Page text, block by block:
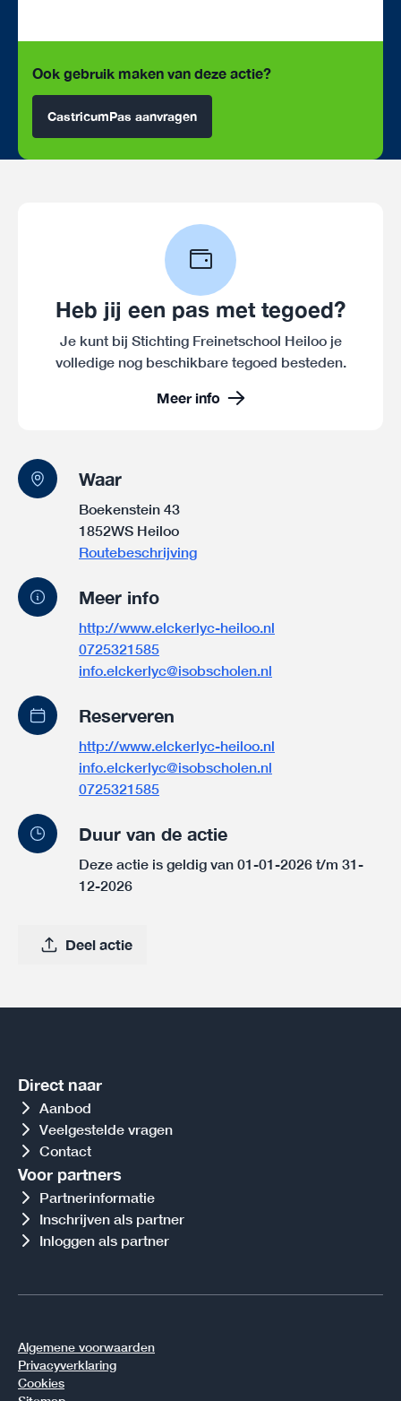
Ook gebruik maken van deze actie?
CastricumPas aanvragen
Heb jij een pas met tegoed?
Je kunt bij Stichting Freinetschool Heiloo je
volledige nog beschikbare tegoed besteden.
Meer info
Waar
Boekenstein 43
1852WS Heiloo
Routebeschrijving
Meer info
http://www.elckerlyc-heiloo.nl
0725321585
info.elckerlyc@isobscholen.nl
Reserveren
http://www.elckerlyc-heiloo.nl
info.elckerlyc@isobscholen.nl
0725321585
Duur van de actie
Deze actie is geldig van 01-01-2026 t/m 31-
12-2026
Deel actie
Direct naar
Aanbod
Veelgestelde vragen
Contact
Voor partners
Partnerinformatie
Inschrijven als partner
Inloggen als partner
Algemene voorwaarden
Privacyverklaring
Cookies